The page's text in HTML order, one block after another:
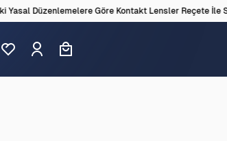
Düzenlemelere Göre Kontakt Lensler Reçete İle